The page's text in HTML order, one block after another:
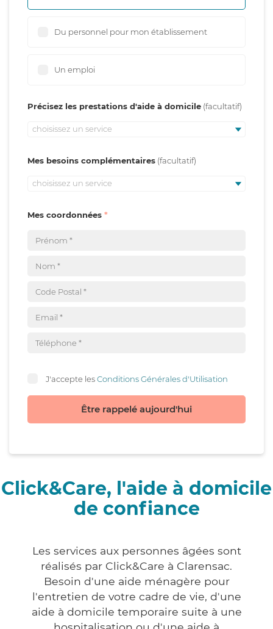
Du personnel pour mon établissement
Un emploi
Précisez les prestations d'aide à domicile
choisissez un service
Mes besoins complémentaires
choisissez un service
Mes coordonnées
J'accepte lesConditions Générales d'Utilisation
Être rappelé aujourd'hui
Click&Care, l'aide à domicile
de confiance
Les services aux personnes âgées sont
réalisés par Click&Care à Clarensac.
Besoin d'une aide ménagère pour
l'entretien de votre cadre de vie, d'une
aide à domicile temporaire suite à une